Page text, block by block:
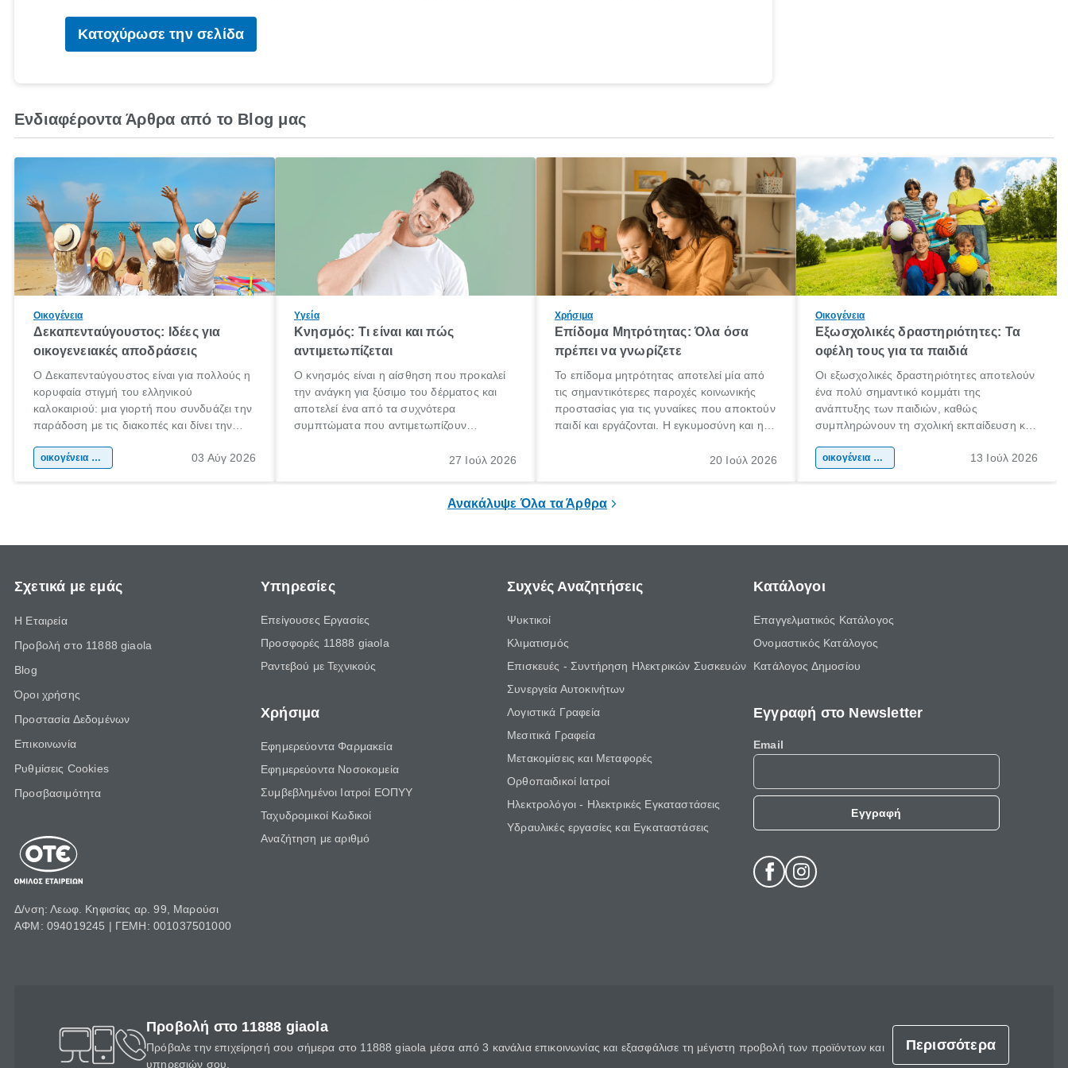
Κατοχύρωσε την σελίδα
Ενδιαφέροντα Άρθρα από το Blog μας
Οικογένεια
Δεκαπενταύγουστος: Ιδέες για
οικογενειακές αποδράσεις
Ο Δεκαπενταύγουστος είναι για πολλούς η
κορυφαία στιγμή του ελληνικού
καλοκαιριού: μια γιορτή που συνδυάζει την
παράδοση με τις διακοπές και δίνει την
χώρας. Είτε πρόκειται για λίγες μέρες
οικογένεια & παιδί 03 Αύγ 2026
Υγεία
Κνησμός: Τι είναι και πώς
αντιμετωπίζεται
Ο κνησμός είναι η αίσθηση που προκαλεί
την ανάγκη για ξύσιμο του δέρματος και
αποτελεί ένα από τα συχνότερα
συμπτώματα που αντιμετωπίζουν
πληροφορίες για το «κνησμός τι είναι»,
27 Ιούλ 2026
Χρήσιμα
Επίδομα Μητρότητας: Όλα όσα
πρέπει να γνωρίζετε
Το επίδομα μητρότητας αποτελεί μία από
τις σημαντικότερες παροχές κοινωνικής
προστασίας για τις γυναίκες που αποκτούν
παιδί και εργάζονται. Η εγκυμοσύνη και η
σημαντική περίοδος στη ζωή κάθε20 Ιούλ 2026
Οικογένεια
Εξωσχολικές δραστηριότητες: Τα
οφέλη τους για τα παιδιά
Οι εξωσχολικές δραστηριότητες αποτελούν
ένα πολύ σημαντικό κομμάτι της
ανάπτυξης των παιδιών, καθώς
συμπληρώνουν τη σχολική εκπαίδευση και
της προσωπικότητας, της κοινωνικότητας
οικογένεια & παιδί 13 Ιούλ 2026
Ανακάλυψε Όλα τα Άρθρα
Σχετικά με εμάς
Η Εταιρεία
Προβολή στο 11888 giaola
Blog
Όροι χρήσης
Προστασία Δεδομένων
Επικοινωνία
Ρυθμίσεις Cookies
Προσβασιμότητα
Δ/νση: Λεωφ. Κηφισίας αρ. 99, Μαρούσι
ΑΦΜ: 094019245 | ΓΕΜΗ: 001037501000
Υπηρεσίες
Επείγουσες Εργασίες
Προσφορές 11888 giaola
Ραντεβού με Τεχνικούς
Χρήσιμα
Εφημερεύοντα Φαρμακεία
Εφημερεύοντα Νοσοκομεία
Συμβεβλημένοι Ιατροί ΕΟΠΥΥ
Ταχυδρομικοί Κωδικοί
Αναζήτηση με αριθμό
Συχνές Αναζητήσεις
Ψυκτικοί
Κλιματισμός
Επισκευές - Συντήρηση Ηλεκτρικών Συσκευών
Συνεργεία Αυτοκινήτων
Λογιστικά Γραφεία
Μεσιτικά Γραφεία
Μετακομίσεις και Μεταφορές
Ορθοπαιδικοί Ιατροί
Ηλεκτρολόγοι - Ηλεκτρικές Εγκαταστάσεις
Υδραυλικές εργασίες και Εγκαταστάσεις
Κατάλογοι
Επαγγελματικός Κατάλογος
Ονομαστικός Κατάλογος
Κατάλογος Δημοσίου
Εγγραφή στο Newsletter
Email
Εγγραφή
Προβολή στο 11888 giaola
Πρόβαλε την επιχείρησή σου σήμερα στο 11888 giaola μέσα από 3 κανάλια επικοινωνίας και εξασφάλισε τη μέγιστη προβολή των προϊόντων και
υπηρεσιών σου.
Περισσότερα